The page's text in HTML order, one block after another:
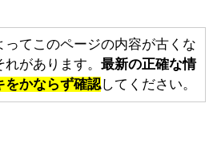
てこのページの内容が古くな
があります。 最新の正確な情
をかならず確認してください。